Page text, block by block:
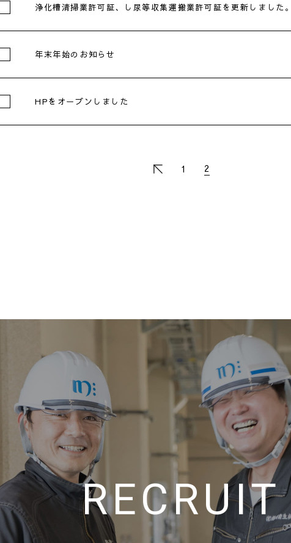
浄化槽清掃業許可証、し尿等収集運搬業許可証を更新しました。
年末年始のお知らせ
HPをオープンしました
< 1 2
RECRUIT